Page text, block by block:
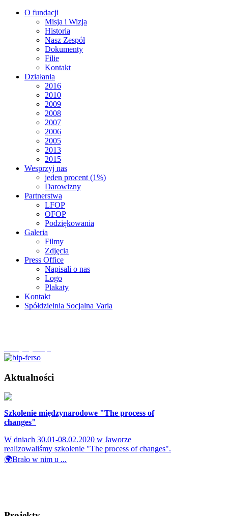
O fundacji
Misja i Wizja
Historia
Nasz Zespół
Dokumenty
Filie
Kontakt
Działania
2016
2010
2009
2008
2007
2006
2005
2013
2015
Wesprzyj nas
jeden procent (1%)
Darowizny
Partnerstwa
LFOP
OFOP
Podziękowania
Galeria
Filmy
Zdjęcia
Press Office
Napisali o nas
Logo
Plakaty
Kontakt
Spółdzielnia Socjalna Varia
Aktualności
Szkolenie międzynarodowe "The process of
changes"
W dniach 30.01-08.02.2020 w Jaworze
realizowaliśmy szkolenie "The process of changes".
🌍Brało w nim u ...